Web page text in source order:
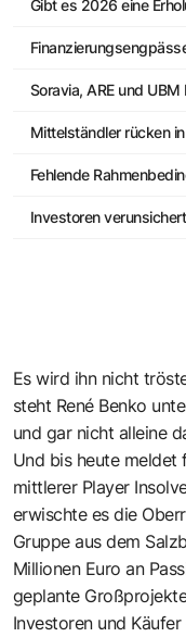
Gibt es 2026 eine
Soravia, ARE und
Mittelständler rücken
Fehlende
Investoren verunsichert
Es wird ihn nicht
steht René Benko
und gar nicht alleine
Und bis heute meldet
mittlerer Player
erwischte es die
Gruppe aus dem
Millionen Euro an
geplante
Investoren und